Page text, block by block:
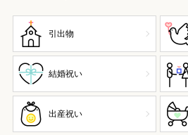
引出物
結婚祝い
出産祝い